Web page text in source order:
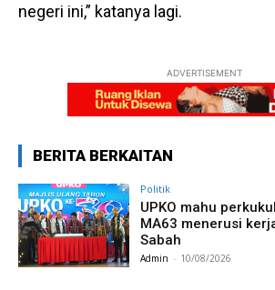
negeri ini,” katanya lagi.
ADVERTISEMENT
BERITA BERKAITAN
Politik
UPKO mahu
MA63 menerusi
Sabah
Admin - 10/08/2026